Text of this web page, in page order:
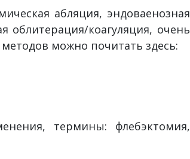
абляция, эндоваенозная
облитерация/коагуляция, очень
методов можно почитать здесь:
термины: флебэктомия,